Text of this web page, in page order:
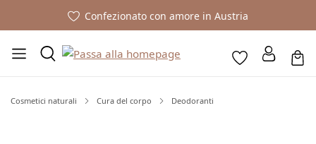
Confezionato con amore in Austria
Cosmetici naturali Cura del corpo Deodoranti